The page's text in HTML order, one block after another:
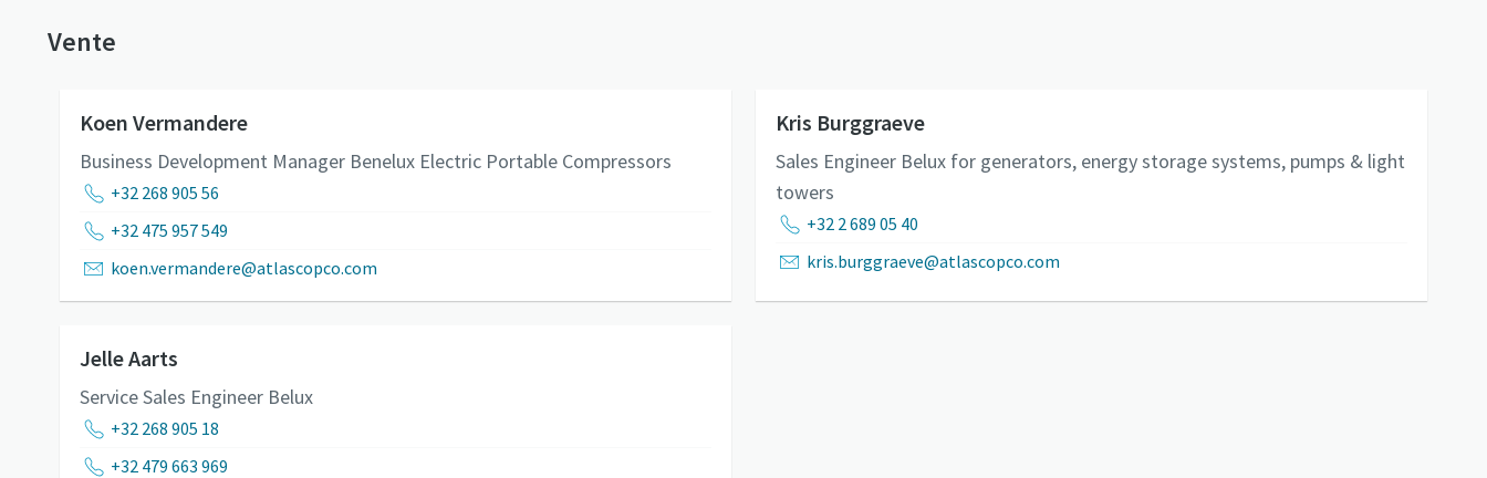
Vente
Koen Vermandere
Business Development Manager Benelux Electric Portable Compressors
+32 268 905 56
+32 475 957 549
koen.vermandere@atlascopco.com
Kris Burggraeve
Sales Engineer Belux for generators, energy storage systems, pumps & light
towers
+32 2 689 05 40
kris.burggraeve@atlascopco.com
Jelle Aarts
Service Sales Engineer Belux
+32 268 905 18
+32 479 663 969